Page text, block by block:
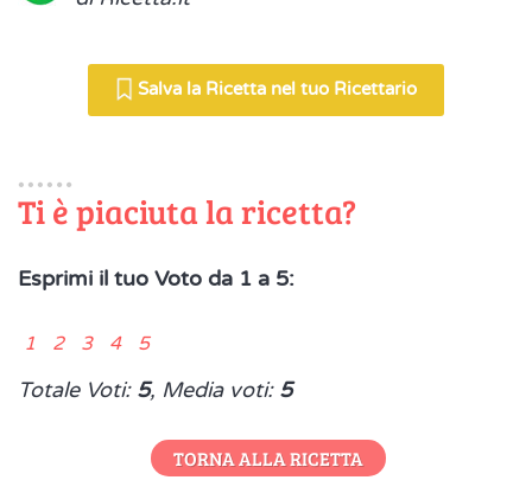
Salva la Ricetta nel tuo Ricettario
Ti è piaciuta la ricetta?
Esprimi il tuo Voto da 1 a 5:
1 2 3 4 5
Totale Voti: 5, Media voti: 5
TORNA ALLA RICETTA